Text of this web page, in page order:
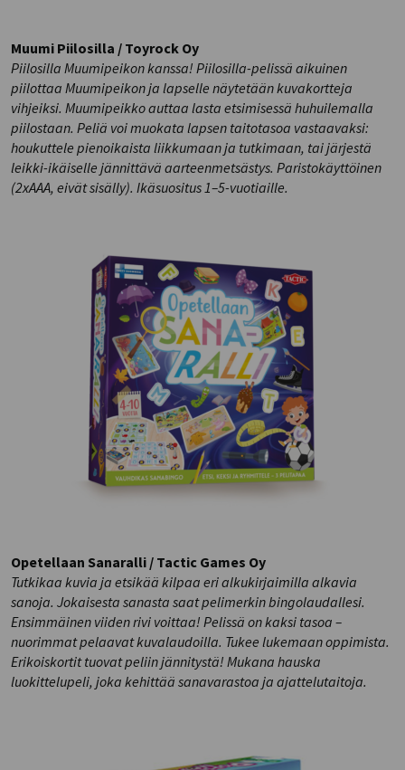
Muumi Piilosilla / Toyrock Oy
Piilosilla Muumipeikon kanssa! Piilosilla-pelissä aikuinen
piilottaa Muumipeikon ja lapselle näytetään kuvakortteja
vihjeiksi. Muumipeikko auttaa lasta etsimisessä huhuilemalla
piilostaan. Peliä voi muokata lapsen taitotasoa vastaavaksi:
houkuttele pienoikaista liikkumaan ja tutkimaan, tai järjestä
leikki-ikäiselle jännittävä aarteenmetsästys. Paristokäyttöinen
(2xAAA, eivät sisälly). Ikäsuositus 1–5-vuotiaille.
Opetellaan Sanaralli / Tactic Games Oy
Tutkikaa kuvia ja etsikää kilpaa eri alkukirjaimilla alkavia
sanoja. Jokaisesta sanasta saat pelimerkin bingolaudallesi.
Ensimmäinen viiden rivi voittaa! Pelissä on kaksi tasoa –
nuorimmat pelaavat kuvalaudoilla. Tukee lukemaan oppimista.
Erikoiskortit tuovat peliin jännitystä! Mukana hauska
luokittelupeli, joka kehittää sanavarastoa ja ajattelutaitoja.